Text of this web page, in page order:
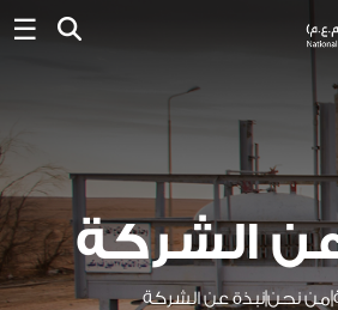
☰
الشركة
|من نحن|نبذة عن الشركة